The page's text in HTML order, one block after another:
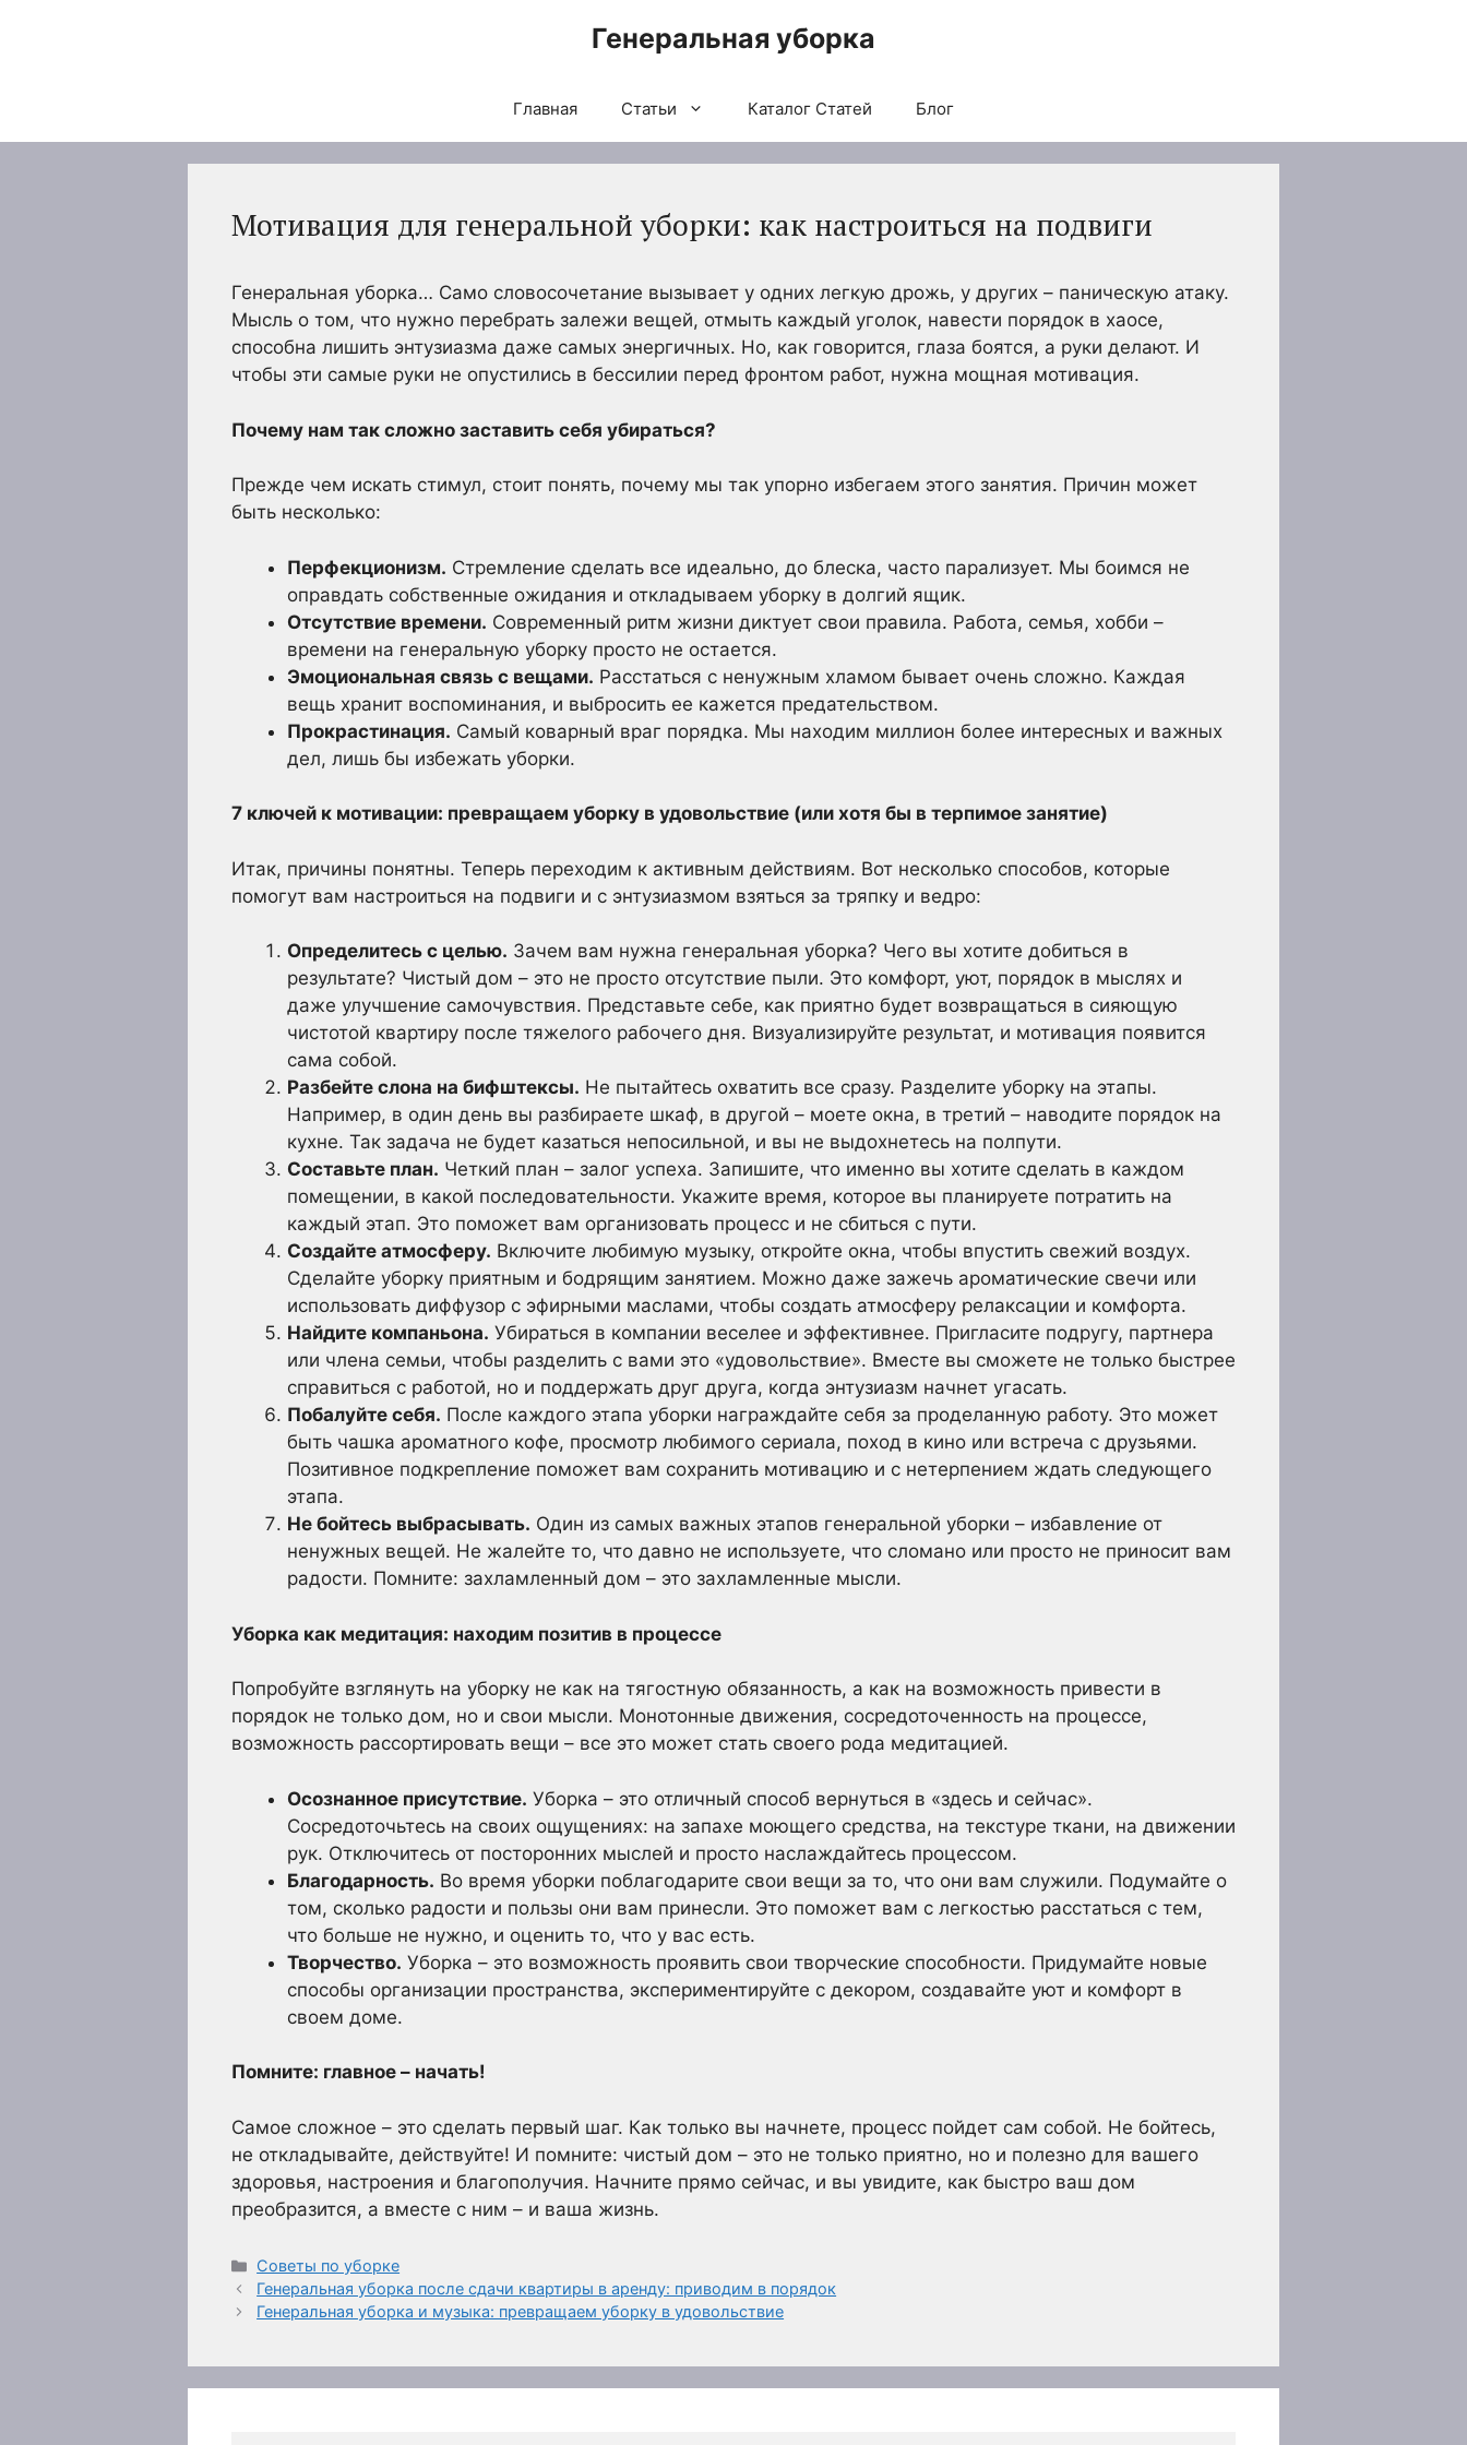
Генеральная уборка
Главная Статьи Каталог Статей Блог
Мотивация для генеральной уборки: как настроиться на подвиги
Генеральная уборка… Само словосочетание вызывает у одних легкую дрожь, у других – паническую атаку.
Мысль о том, что нужно перебрать залежи вещей, отмыть каждый уголок, навести порядок в хаосе,
способна лишить энтузиазма даже самых энергичных. Но, как говорится, глаза боятся, а руки делают. И
чтобы эти самые руки не опустились в бессилии перед фронтом работ, нужна мощная мотивация.
Почему нам так сложно заставить себя убираться?
Прежде чем искать стимул, стоит понять, почему мы так упорно избегаем этого занятия. Причин может
быть несколько:
Перфекционизм. Стремление сделать все идеально, до блеска, часто парализует. Мы боимся не
оправдать собственные ожидания и откладываем уборку в долгий ящик.
Отсутствие времени. Современный ритм жизни диктует свои правила. Работа, семья, хобби –
времени на генеральную уборку просто не остается.
Эмоциональная связь с вещами. Расстаться с ненужным хламом бывает очень сложно. Каждая
вещь хранит воспоминания, и выбросить ее кажется предательством.
Прокрастинация. Самый коварный враг порядка. Мы находим миллион более интересных и важных
дел, лишь бы избежать уборки.
7 ключей к мотивации: превращаем уборку в удовольствие (или хотя бы в терпимое занятие)
Итак, причины понятны. Теперь переходим к активным действиям. Вот несколько способов, которые
помогут вам настроиться на подвиги и с энтузиазмом взяться за тряпку и ведро:
Определитесь с целью. Зачем вам нужна генеральная уборка? Чего вы хотите добиться в
результате? Чистый дом – это не просто отсутствие пыли. Это комфорт, уют, порядок в мыслях и
даже улучшение самочувствия. Представьте себе, как приятно будет возвращаться в сияющую
чистотой квартиру после тяжелого рабочего дня. Визуализируйте результат, и мотивация появится
сама собой.
Разбейте слона на бифштексы. Не пытайтесь охватить все сразу. Разделите уборку на этапы.
Например, в один день вы разбираете шкаф, в другой – моете окна, в третий – наводите порядок на
кухне. Так задача не будет казаться непосильной, и вы не выдохнетесь на полпути.
Составьте план. Четкий план – залог успеха. Запишите, что именно вы хотите сделать в каждом
помещении, в какой последовательности. Укажите время, которое вы планируете потратить на
каждый этап. Это поможет вам организовать процесс и не сбиться с пути.
Создайте атмосферу. Включите любимую музыку, откройте окна, чтобы впустить свежий воздух.
Сделайте уборку приятным и бодрящим занятием. Можно даже зажечь ароматические свечи или
использовать диффузор с эфирными маслами, чтобы создать атмосферу релаксации и комфорта.
Найдите компаньона. Убираться в компании веселее и эффективнее. Пригласите подругу, партнера
или члена семьи, чтобы разделить с вами это «удовольствие». Вместе вы сможете не только быстрее
справиться с работой, но и поддержать друг друга, когда энтузиазм начнет угасать.
Побалуйте себя. После каждого этапа уборки награждайте себя за проделанную работу. Это может
быть чашка ароматного кофе, просмотр любимого сериала, поход в кино или встреча с друзьями.
Позитивное подкрепление поможет вам сохранить мотивацию и с нетерпением ждать следующего
этапа.
Не бойтесь выбрасывать. Один из самых важных этапов генеральной уборки – избавление от
ненужных вещей. Не жалейте то, что давно не используете, что сломано или просто не приносит вам
радости. Помните: захламленный дом – это захламленные мысли.
Уборка как медитация: находим позитив в процессе
Попробуйте взглянуть на уборку не как на тягостную обязанность, а как на возможность привести в
порядок не только дом, но и свои мысли. Монотонные движения, сосредоточенность на процессе,
возможность рассортировать вещи – все это может стать своего рода медитацией.
Осознанное присутствие. Уборка – это отличный способ вернуться в «здесь и сейчас».
Сосредоточьтесь на своих ощущениях: на запахе моющего средства, на текстуре ткани, на движении
рук. Отключитесь от посторонних мыслей и просто наслаждайтесь процессом.
Благодарность. Во время уборки поблагодарите свои вещи за то, что они вам служили. Подумайте о
том, сколько радости и пользы они вам принесли. Это поможет вам с легкостью расстаться с тем,
что больше не нужно, и оценить то, что у вас есть.
Творчество. Уборка – это возможность проявить свои творческие способности. Придумайте новые
способы организации пространства, экспериментируйте с декором, создавайте уют и комфорт в
своем доме.
Помните: главное – начать!
Самое сложное – это сделать первый шаг. Как только вы начнете, процесс пойдет сам собой. Не бойтесь,
не откладывайте, действуйте! И помните: чистый дом – это не только приятно, но и полезно для вашего
здоровья, настроения и благополучия. Начните прямо сейчас, и вы увидите, как быстро ваш дом
преобразится, а вместе с ним – и ваша жизнь.
Рубрики
Советы по уборке
Генеральная уборка после сдачи квартиры в аренду: приводим в порядок
Генеральная уборка и музыка: превращаем уборку в удовольствие